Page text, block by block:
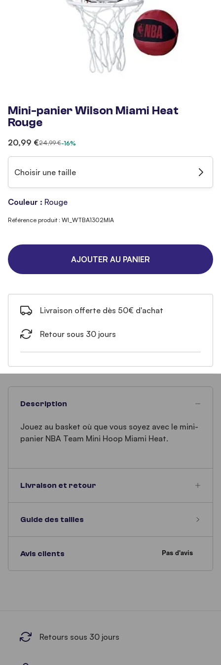
Mini-panier Wilson Miami Heat
Rouge
20,99 €24,99 €-16%
Choisir une taille
Couleur : Rouge
Référence produit : WI_WTBA1302MIA
AJOUTER AU PANIER
Livraison offerte dès 50€ d'achat
Retour sous 30 jours
Description
Jouez au basket où que vous soyez avec le mini-
panier NBA Team Mini Hoop Miami Heat.
Livraison et retour
Guide des tailles
Avis clients
Retours sous 30 jours